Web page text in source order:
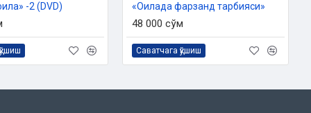
-2 (DVD) «Оилада фарзанд тарбияси»
48 000 сўм
Саватчага қўшиш